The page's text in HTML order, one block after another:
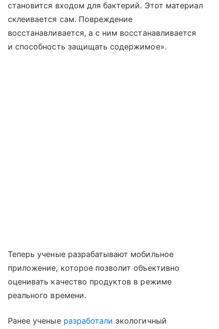
становится входом для бактерий. Этот материал
склеивается сам. Повреждение
восстанавливается, а с ним восстанавливается
и способность защищать содержимое».
Теперь ученые разрабатывают мобильное
приложение, которое позволит объективно
оценивать качество продуктов в режиме
реального времени.
Ранее ученые разработали экологичный